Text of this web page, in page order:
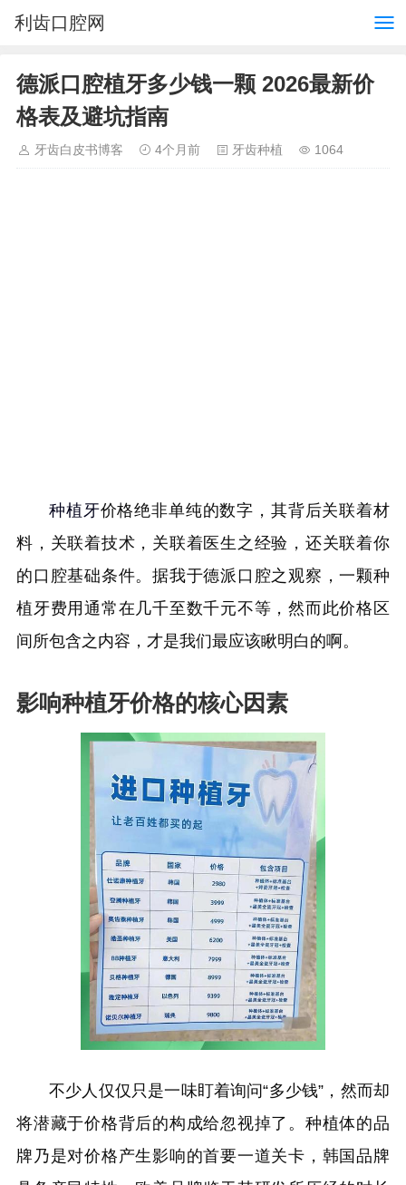
利齿口腔网
德派口腔植牙多少钱一颗 2026最新价
格表及避坑指南
牙齿白皮书博客 4个月前 牙齿种植 1064
种植牙价格绝非单纯的数字，其背后关联着材
料，关联着技术，关联着医生之经验，还关联着你
的口腔基础条件。据我于德派口腔之观察，一颗种
植牙费用通常在几千至数千元不等，然而此价格区
间所包含之内容，才是我们最应该瞅明白的啊。
影响种植牙价格的核心因素
不少人仅仅只是一味盯着询问“多少钱”，然而却
将潜藏于价格背后的构成给忽视掉了。种植体的品
牌乃是对价格产生影响的首要一道关卡，韩国品牌